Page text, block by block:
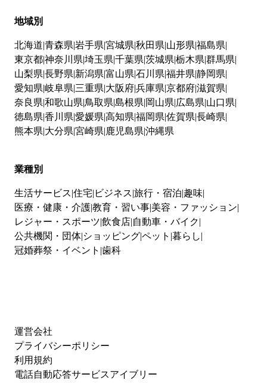
地域別
北海道 青森県 岩手県 宮城県 秋田県 山形県 福島県
東京都神奈川県 埼玉県 千葉県 茨城県 栃木県 群馬県
山梨県 長野県 新潟県 富山県 石川県 福井県 静岡県
愛知県 岐阜県 三重県 大阪府兵庫県 京都府滋賀県
奈良県 和歌山県 鳥取県 島根県 岡山県 広島県 山口県
徳島県 香川県 愛媛県 高知県 福岡県 佐賀県 長崎県
熊本県 大分県 宮崎県 鹿児島県 沖縄県
業種別
生活サービス 住宅 ビジネス 旅行・宿泊 趣味
医療・健康・介護教育・習い事 美容・ファッション
レジャー・スポーツ 飲食店 自動車・バイク
公共機関・団体 ショッピングペット 暮らし
冠婚葬祭・イベント 歯科
運営会社
プライバシーポリシー
利用規約
電話自動応答サービスアイブリー